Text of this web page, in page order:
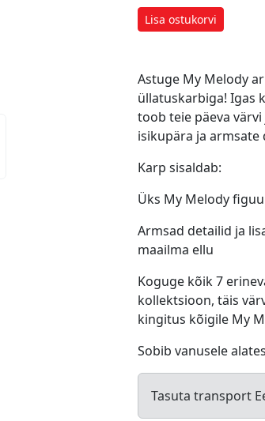
Lisa ostukorvi
Astuge My Melody
üllatuskarbiga! Igas
toob teie päeva
isikupära ja armsate
Karp sisaldab:
Üks My Melody
Armsad detailid ja
maailma ellu
Koguge kõik 7
kollektsioon, täis
kingitus kõigile My
Sobib vanusele
Tasuta transport